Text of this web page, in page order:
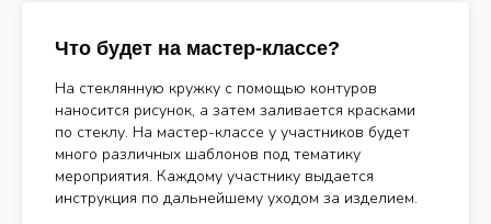
Что будет на мастер-классе?
На стеклянную кружку с помощью контуров
наносится рисунок, а затем заливается красками
по стеклу. На мастер-классе у участников будет
много различных шаблонов под тематику
мероприятия. Каждому участнику выдается
инструкция по дальнейшему уходом за изделием.